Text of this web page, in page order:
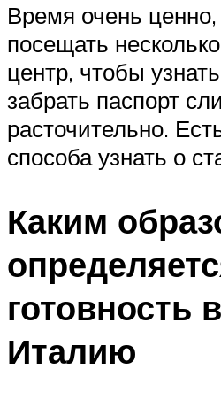
Время очень
посещать
центр, чтобы
забрать паспорт
расточительно.
способа узнать о
Каким
готовность
Италию